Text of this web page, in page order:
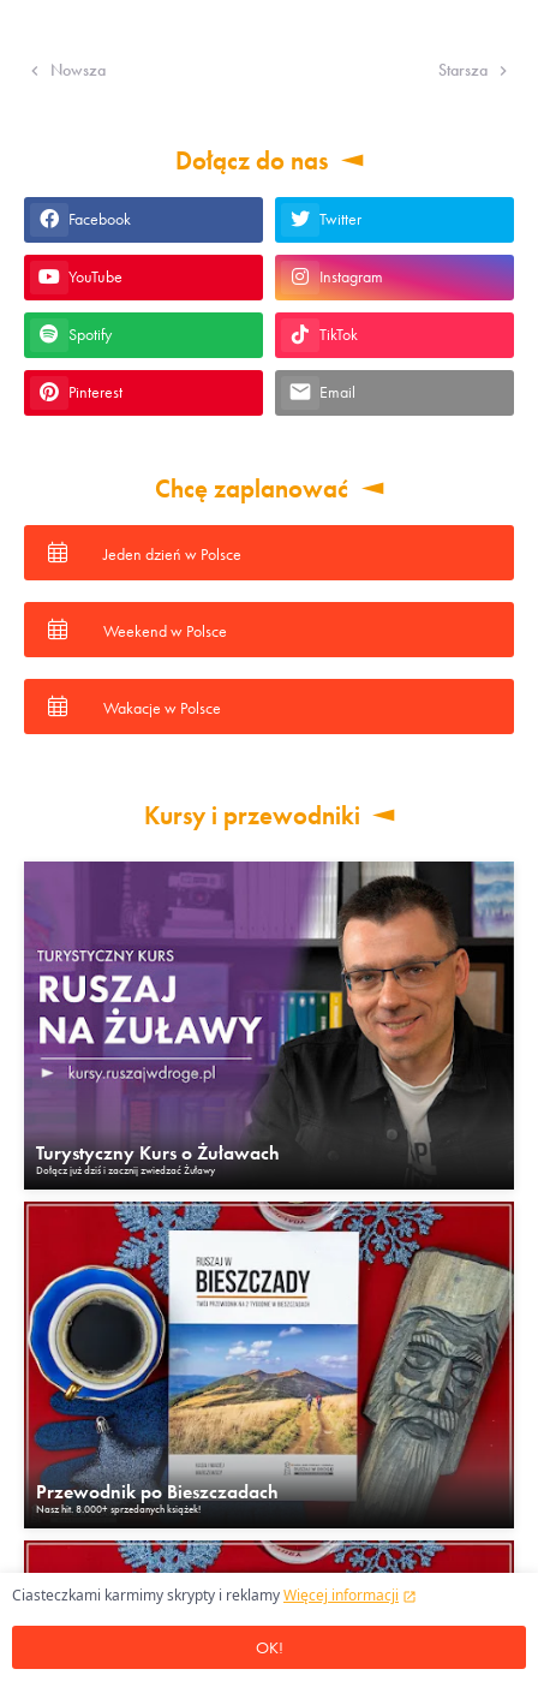
Nowsza Starsza
Dołącz do nas
Facebook Twitter
YouTube Instagram
Spotify TikTok
Pinterest Email
Chcę zaplanować
Jeden dzień w Polsce
Weekend w Polsce
Wakacje w Polsce
Kursy i przewodniki
Turystyczny Kurs o Żuławach
Dołącz już dziś i zacznij zwiedzać Żuławy
Przewodnik po Bieszczadach
Nasz hit. 8.000+ sprzedanych książek!
Ciasteczkami karmimy skrypty i reklamyWięcej informacji
OK!